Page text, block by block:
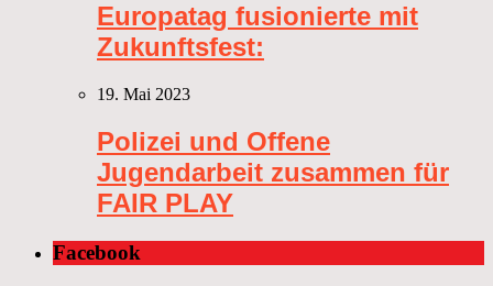
Europatag fusionierte mit
Zukunftsfest:
19. Mai 2023
Polizei und Offene
Jugendarbeit zusammen für
FAIR PLAY
Facebook